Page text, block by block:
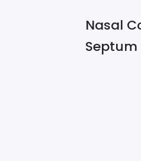
Nasal
Septum